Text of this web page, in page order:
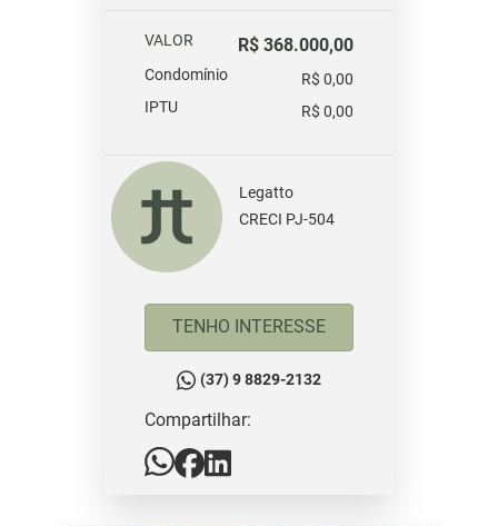
VALOR R$ 368.000,00
Condomínio
R$ 0,00
IPTU
R$ 0,00
Legatto
CRECI PJ-504
TENHO INTERESSE
(37) 9 8829-2132
Compartilhar: